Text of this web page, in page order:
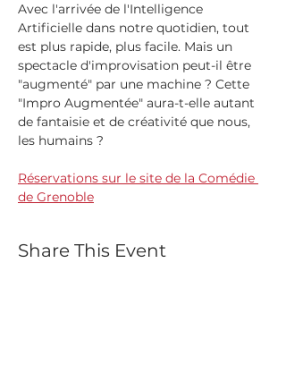
Avec l'arrivée de l'Intelligence
Artificielle dans notre quotidien, tout
est plus rapide, plus facile. Mais un
spectacle d'improvisation peut-il être
"augmenté" par une machine ? Cette
"Impro Augmentée" aura-t-elle autant
de fantaisie et de créativité que nous,
les humains ?
Réservations sur le site de la Comédie
de Grenoble
Share This Event